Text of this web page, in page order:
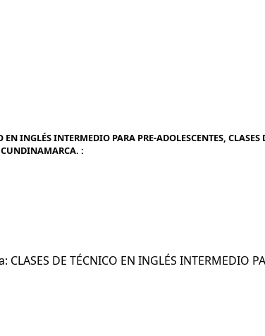
INGLÉS INTERMEDIO PARA PRE-ADOLESCENTES,
CUNDINAMARCA. :
DE TÉCNICO EN INGLÉS INTERMEDIO